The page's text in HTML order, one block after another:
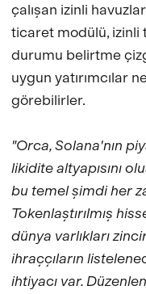
çalışan izinli
ticaret modülü, izinli
durumu belirtme
uygun yatırımcılar
görebilirler.
"Orca, Solana'nın
likidite altyapısını
bu temel şimdi her
Tokenlaştırılmış
dünya varlıkları
ihraççıların
ihtiyacı var.